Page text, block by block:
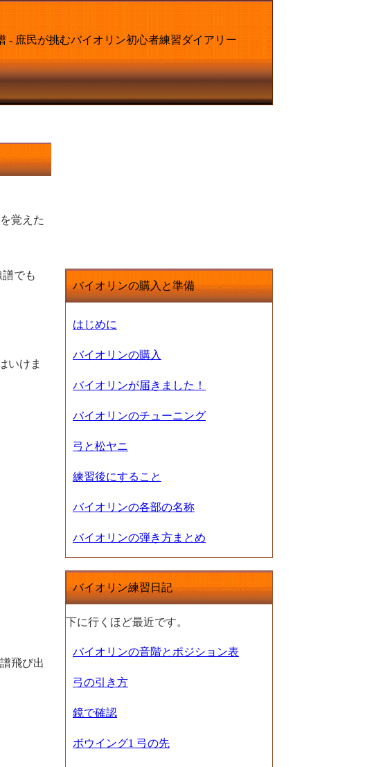
- 庶民が挑むバイオリン初心者練習ダイアリー
覚えた
でも
いけま
飛び出
バイオリンの購入と準備
はじめに
バイオリンの購入
バイオリンが届きました！
バイオリンのチューニング
弓と松ヤニ
練習後にすること
バイオリンの各部の名称
バイオリンの弾き方まとめ
バイオリン練習日記
下に行くほど最近です。
バイオリンの音階とポジション表
弓の引き方
鏡で確認
ボウイング1 弓の先